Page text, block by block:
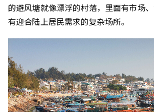
的避风塘就像漂浮的村落，里面有市场
有迎合陆上居民需求的复杂场所。